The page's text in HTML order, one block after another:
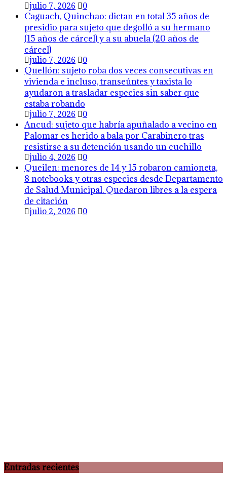
julio 7, 2026 0
Caguach, Quinchao: dictan en total 35 años de
presidio para sujeto que degolló a su hermano
(15 años de cárcel) y a su abuela (20 años de
cárcel)
julio 7, 2026 0
Quellón: sujeto roba dos veces consecutivas en
vivienda e incluso, transeúntes y taxista lo
ayudaron a trasladar especies sin saber que
estaba robando
julio 7, 2026 0
Ancud: sujeto que habría apuñalado a vecino en
Palomar es herido a bala por Carabinero tras
resistirse a su detención usando un cuchillo
julio 4, 2026 0
Queilen: menores de 14 y 15 robaron camioneta,
8 notebooks y otras especies desde Departamento
de Salud Municipal. Quedaron libres a la espera
de citación
julio 2, 2026 0
Entradas recientes